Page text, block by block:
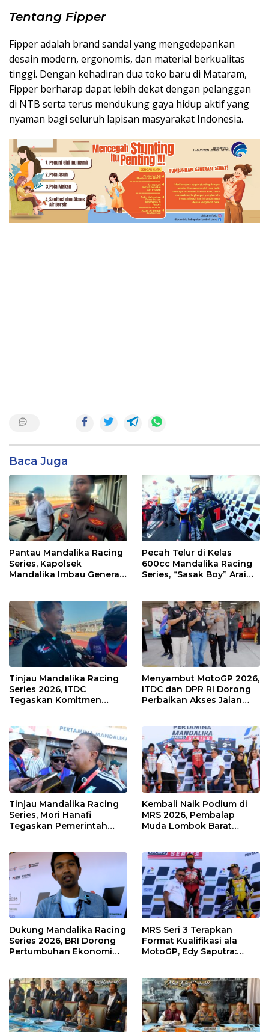
Tentang Fipper
Fipper adalah brand sandal yang mengedepankan
desain modern, ergonomis, dan material berkualitas
tinggi. Dengan kehadiran dua toko baru di Mataram,
Fipper berharap dapat lebih dekat dengan pelanggan
di NTB serta terus mendukung gaya hidup aktif yang
nyaman bagi seluruh lapisan masyarakat Indonesia.
Baca Juga
Pantau Mandalika Racing
Series, Kapolsek
Mandalika Imbau Generasi
Pecah Telur di Kelas
600cc Mandalika Racing
Series, “Sasak Boy” Arai
Tinjau Mandalika Racing
Series 2026, ITDC
Tegaskan Komitmen
Kawasan
Menyambut MotoGP 2026,
ITDC dan DPR RI Dorong
Perbaikan Akses Jalan
Tinjau Mandalika Racing
Series, Mori Hanafi
Tegaskan Pemerintah
Kembali Naik Podium di
MRS 2026, Pembalap
Muda Lombok Barat
Dukung Mandalika Racing
Series 2026, BRI Dorong
Pertumbuhan Ekonomi
MRS Seri 3 Terapkan
Format Kualifikasi ala
MotoGP, Edy Saputra: